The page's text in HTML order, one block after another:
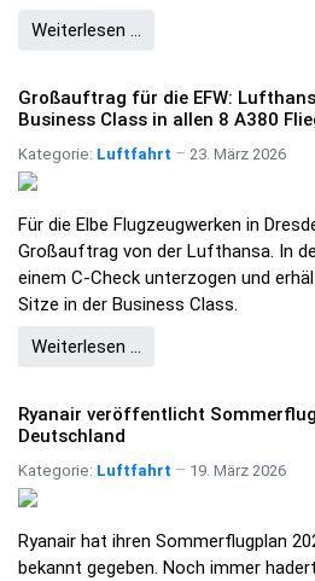
Weiterlesen …
Großauftrag für die EFW:
Business Class in allen 8 A380
Kategorie: Luftfahrt 23. März 2026
Für die Elbe Flugzeugwerken in
Großauftrag von der Lufthansa. In
einem C-Check unterzogen und
Sitze in der Business Class.
Weiterlesen …
Ryanair veröffentlicht
Deutschland
Kategorie: Luftfahrt 19. März 2026
Ryanair hat ihren Sommerflugplan
bekannt gegeben. Noch immer